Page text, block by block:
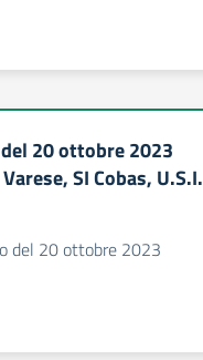
20 ottobre 2023
SI Cobas, U.S.I.
del 20 ottobre 2023